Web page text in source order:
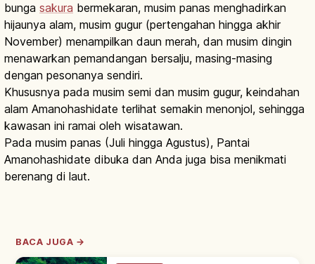
bunga sakura bermekaran, musim panas menghadirkan
hijaunya alam, musim gugur (pertengahan hingga akhir
November) menampilkan daun merah, dan musim dingin
menawarkan pemandangan bersalju, masing-masing
dengan pesonanya sendiri.
Khususnya pada musim semi dan musim gugur, keindahan
alam Amanohashidate terlihat semakin menonjol, sehingga
kawasan ini ramai oleh wisatawan.
Pada musim panas (Juli hingga Agustus), Pantai
Amanohashidate dibuka dan Anda juga bisa menikmati
berenang di laut.
BACA JUGA →